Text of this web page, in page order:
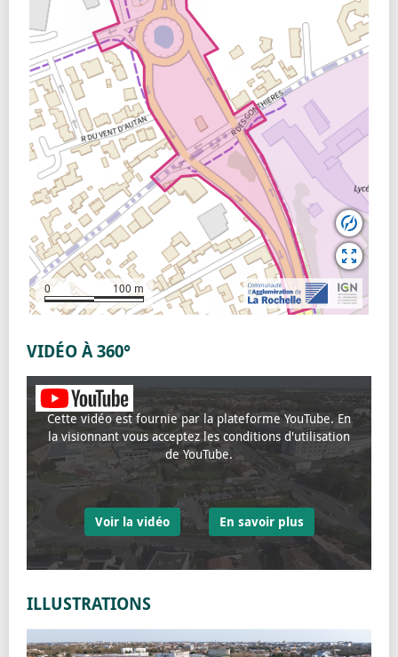
Pour en savoir plus :
→ Lettre n°1 info travaux
→ Lettre n°2 info travaux
100 m
0
VIDÉO À 360°
Cette vidéo est fournie par la plateforme YouTube. En
la visionnant vous acceptez les conditions d'utilisation
de YouTube.
Voir la vidéo En savoir plus
ILLUSTRATIONS